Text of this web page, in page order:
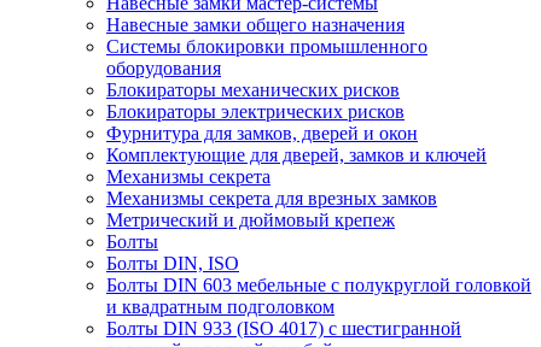
Навесные замки общего назначения
Системы блокировки промышленного
оборудования
Блокираторы механических рисков
Блокираторы электрических рисков
Фурнитура для замков, дверей и окон
Комплектующие для дверей, замков и ключей
Механизмы секрета
Механизмы секрета для врезных замков
Метрический и дюймовый крепеж
Болты
Болты DIN, ISO
Болты DIN 603 мебельные с полукруглой головкой
и квадратным подголовком
Болты DIN 933 (ISO 4017) с шестигранной